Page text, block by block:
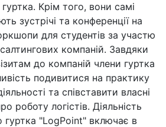
Крім того, вони самі
зустрічі та конференції на
для студентів за участю
компаній. Завдяки
до компаній члени гуртка
подивитися на практику
та співставити власні
роботу логістів. Діяльність
гуртка "LogPoint" включає в